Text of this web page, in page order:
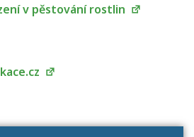
v pěstování rostlin
profesních kvalifikací.
musíte pro danou